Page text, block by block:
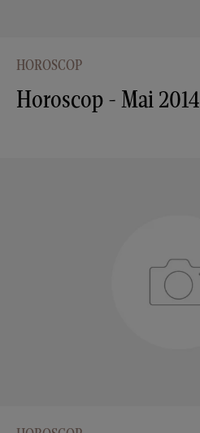
HOROSCOP
Horoscop - Mai 2014